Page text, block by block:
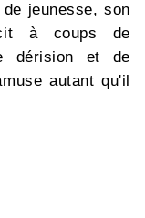
jeunesse, son
à coups de
dérision et de
autant qu'il